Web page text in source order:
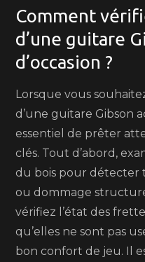
Comment
d’une guitare
d’occasion ?
Lorsque vous
d’une guitare Gibson
essentiel de prêter
clés. Tout d’abord,
du bois pour détecter
ou dommage
vérifiez l’état des
qu’elles ne sont pas
bon confort de jeu. Il